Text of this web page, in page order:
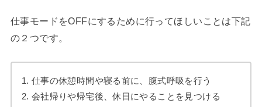
仕事モードをOFFにするために行ってほしいことは下記
の２つです。
1. 仕事の休憩時間や寝る前に、腹式呼吸を行う
2. 会社帰りや帰宅後、休日にやることを見つける